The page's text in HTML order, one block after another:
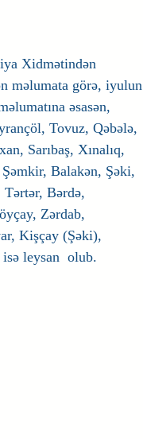
Xidmətindən
məlumata görə, iyulun
əsasən,
Tovuz, Qəbələ,
Sarıbaş, Xınalıq,
Şəmkir, Balakən, Şəki,
Tərtər, Bərdə,
Zərdab,
Kişçay (Şəki),
leysan  olub.